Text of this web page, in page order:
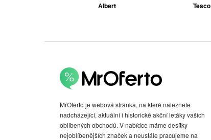
Albert Tesco
MrOferto je webová stránka, na které naleznete
nadcházející, aktuální i historické akční letáky vašich
oblíbených obchodů. V nabídce máme desítky
nejoblíbenějších značek a neustále pracujeme na